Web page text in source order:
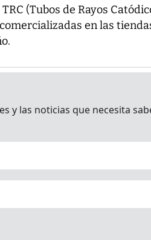
(Tubos de Rayos
en las